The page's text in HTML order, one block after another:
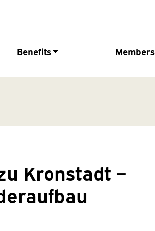
Benefits Members
Kronstadt –